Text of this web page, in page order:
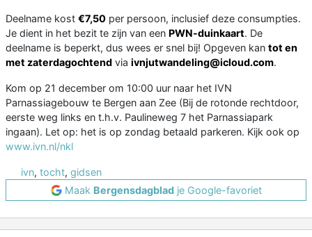
Deelname kost €7,50 per persoon, inclusief deze consumpties.
Je dient in het bezit te zijn van een PWN-duinkaart. De
deelname is beperkt, dus wees er snel bij! Opgeven kan tot en
met zaterdagochtend via ivnjutwandeling@icloud.com.
Kom op 21 december om 10:00 uur naar het IVN
Parnassiagebouw te Bergen aan Zee (Bij de rotonde rechtdoor,
eerste weg links en t.h.v. Paulineweg 7 het Parnassiapark
ingaan). Let op: het is op zondag betaald parkeren. Kijk ook op
www.ivn.nl/nkl
ivn, tocht, gidsen
Maak Bergensdagbladje Google-favoriet